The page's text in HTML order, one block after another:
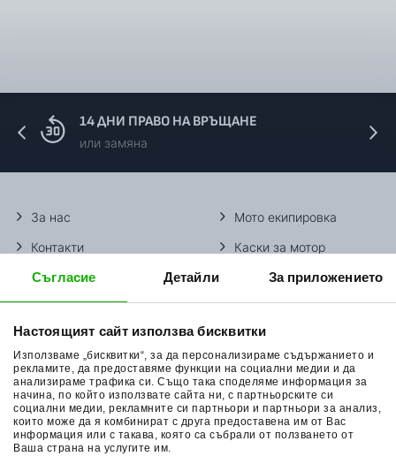
Съгласие Детайли За приложението
Настоящият сайт използва бисквитки
Използваме „бисквитки“, за да персонализираме съдържанието и
рекламите, да предоставяме функции на социални медии и да
анализираме трафика си. Също така споделяме информация за
начина, по който използвате сайта ни, с партньорските си
социални медии, рекламните си партньори и партньори за анализ,
които може да я комбинират с друга предоставена им от Вас
информация или с такава, която са събрали от ползването от
Ваша страна на услугите им.
14 ДНИ ПРАВО НА ВРЪЩАНЕ
или замяна
За нас
Контакти
Методи доставка
Начини плащане
Връщане на стока
Общи условия
Поверителност
Политика за бисквитки
Мото екипировка
Каски за мотор
Ботуши за мотор
Гуми за мотор
Очила за мотор
Раници за мотор
Ръкавици за мотор
Части за мотор